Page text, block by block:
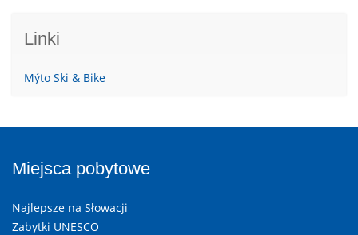
Linki
Mýto Ski & Bike
Miejsca pobytowe
Najlepsze na Słowacji
Zabytki UNESCO